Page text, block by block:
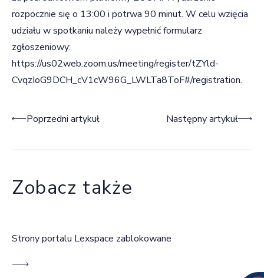
rozpocznie się o 13:00 i potrwa 90 minut. W celu wzięcia
udziału w spotkaniu należy wypełnić formularz
zgłoszeniowy:
https://us02web.zoom.us/meeting/register/tZYld-
CvqzIoG9DCH_cV1cW96G_LWLTa8ToF#/registration.
Nawigacja wpisu
Poprzedni artykuł Następny artykuł
Zobacz także
Strony portalu Lexspace zablokowane